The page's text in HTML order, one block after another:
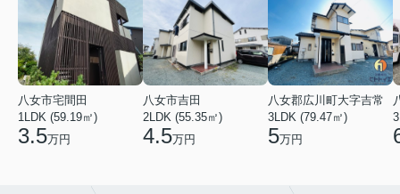
八女市宅間田
1LDK (59.19㎡)
3.5万円
八女市吉田
2LDK (55.35㎡)
4.5万円
八女郡広川町大字吉常
3LDK (79.47㎡)
5万円